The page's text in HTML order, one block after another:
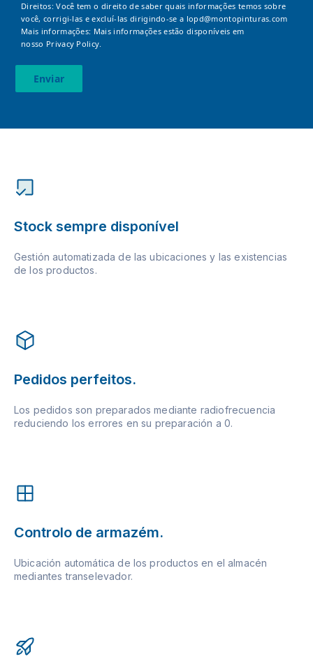
Direitos: Você tem o direito de saber quais informações temos sobre
você, corrigi-las e excluí-las dirigindo-se a lopd@montopinturas.com
Mais informações: Mais informações estão disponíveis em
nosso Privacy Policy.
Enviar
Stock sempre disponível
Gestión automatizada de las ubicaciones y las existencias
de los productos.
Pedidos perfeitos.
Los pedidos son preparados mediante radiofrecuencia
reduciendo los errores en su preparación a 0.
Controlo de armazém.
Ubicación automática de los productos en el almacén
mediantes transelevador.